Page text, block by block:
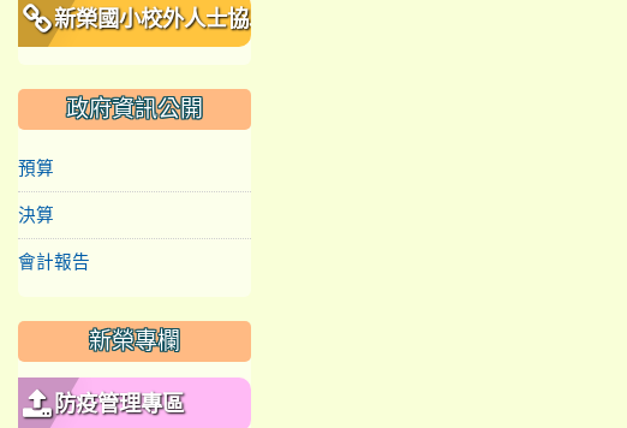
施、申訴及懲戒規範
新榮國小校外人士協助
政府資訊公開
預算
決算
會計報告
新榮專欄
防疫管理專區